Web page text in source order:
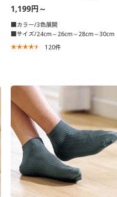
1,199円～
■カラー/3色展開
■サイズ/24cm～26cm～28cm～30cm
120件